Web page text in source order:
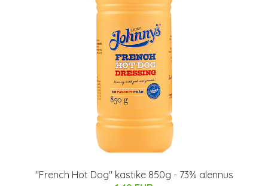
"French Hot Dog" kastike 850g - 73% alennus